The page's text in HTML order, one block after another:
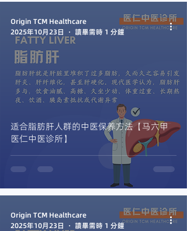
适合脂肪肝人群的中医保养方法【马六甲
医仁中医诊所】
Origin TCM Healthcare
2025年10月23日
讀畢需時 1 分鐘
Origin TCM Healthcare
2025年10月23日
讀畢需時 1 分鐘